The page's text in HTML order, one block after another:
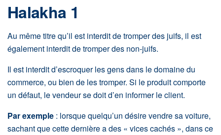
Halakha 1
Au même titre qu’il est interdit de tromper des juifs, il est
également interdit de tromper des non-juifs.
Il est interdit d’escroquer les gens dans le domaine du
commerce, ou bien de les tromper. Si le produit comporte
un défaut, le vendeur se doit d’en informer le client.
Par exemple : lorsque quelqu’un désire vendre sa voiture,
sachant que cette dernière a des « vices cachés », dans ce